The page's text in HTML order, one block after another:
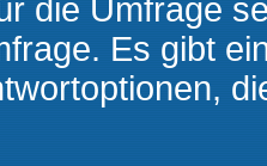
die Umfrage
Es gibt